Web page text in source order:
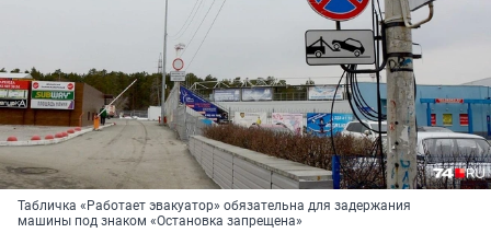
Табличка «Работает эвакуатор» обязательна для задержания
машины под знаком «Остановка запрещена»